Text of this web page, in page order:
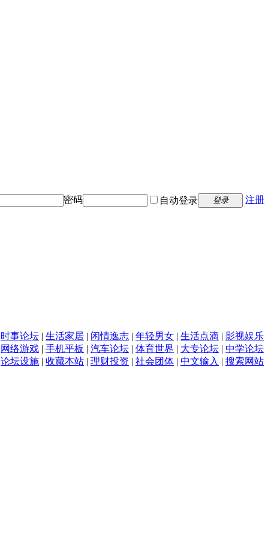
密码
自动登录 登录 注册
时事论坛 | 生活家居 | 闲情逸志 | 年轻男女 | 生活点滴 | 影视娱乐
网络游戏 | 手机平板 | 汽车论坛 | 体育世界 | 大专论坛 | 中学论坛
论坛设施 | 收藏本站 | 理财投资 | 社会团体 | 中文输入 | 搜索网站